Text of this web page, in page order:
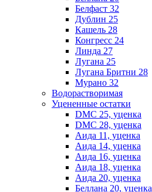
Белфаст 32
Дублин 25
Кашель 28
Конгресс 24
Линда 27
Лугана 25
Лугана Бритни 28
Мурано 32
Водорастворимая
Уцененные остатки
DMC 25, уценка
DMC 28, уценка
Аида 11, уценка
Аида 14, уценка
Аида 16, уценка
Аида 18, уценка
Аида 20, уценка
Беллана 20, уценка